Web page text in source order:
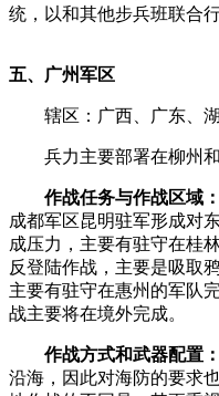
统，以和其他步兵班联合行
五、广州军区­
辖区：广西、广东、湖
兵力主要部署在柳州和
作战任务与作战区域：
成都军区昆明驻军形成对
成压力，主要有驻守在桂
反登陆作战，主要是吸取
主要有驻守在惠州的军队
战主要将在境外完成。­
作战方式和武器配置：
沿海，因此对海防的要求